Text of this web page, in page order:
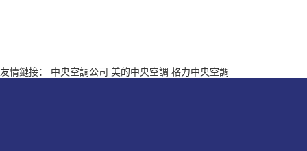
友情鏈接： 中央空調公司 美的中央空調 格力中央空調